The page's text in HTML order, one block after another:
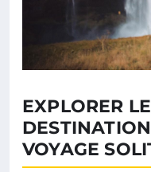
EXPLORER
VOYAGE